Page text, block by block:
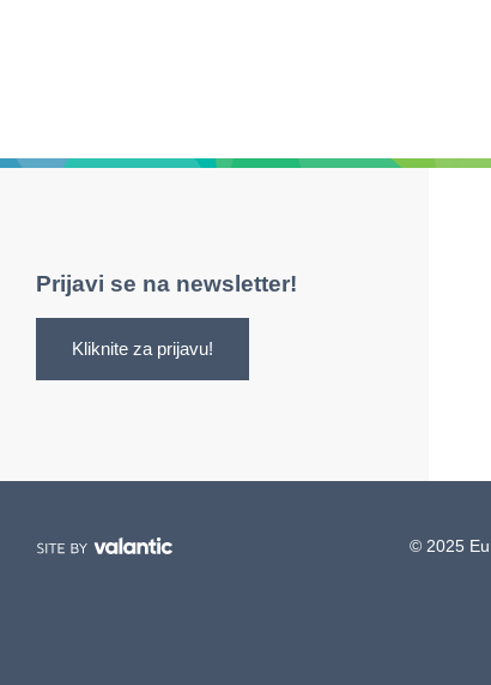
Prijavi se na newsletter!
Kliknite za prijavu!
© 2025